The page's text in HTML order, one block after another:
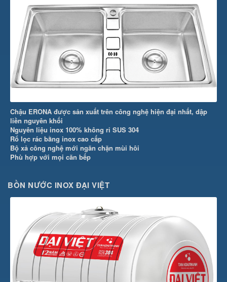
Chậu ERONA được sản xuất trên công nghệ hiện đại nhất, dập
liền nguyên khối
Nguyên liệu inox 100% không rỉ SUS 304
Rổ lọc rác bằng inox cao cấp
Bộ xả công nghệ mới ngăn chặn mùi hôi
Phù hợp với mọi căn bếp
BỒN NƯỚC INOX ĐẠI VIỆT